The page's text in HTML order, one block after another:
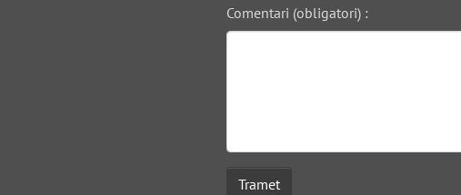
Comentari (obligatori) :
Tramet